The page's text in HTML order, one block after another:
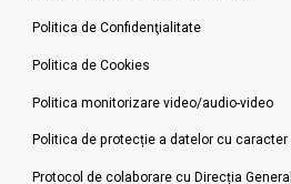
Politica de Confidenţialitate
Politica de Cookies
Politica monitorizare video/audio-video
Politica de protecție a datelor cu caracter
Protocol de colaborare cu Direcția